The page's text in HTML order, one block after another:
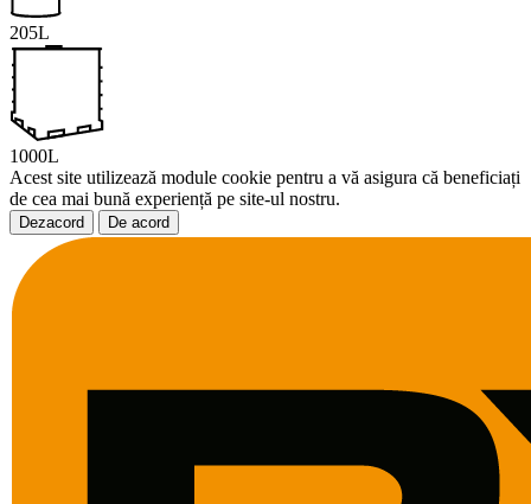
205L
1000L
Acest site utilizează module cookie pentru a vă asigura că beneficiați
de cea mai bună experiență pe site-ul nostru.
Dezacord De acord